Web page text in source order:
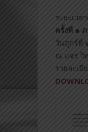
ระยะเวล
ครั้งที่ ๑
วันศุกร์ที่
ณ มจร วิ
รายละเอี